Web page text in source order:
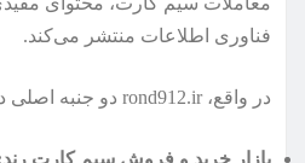
فناوری اطلاعات منتشر می‌کند.
در واقع، rond912.ir دو جنبه اصلی دارد: